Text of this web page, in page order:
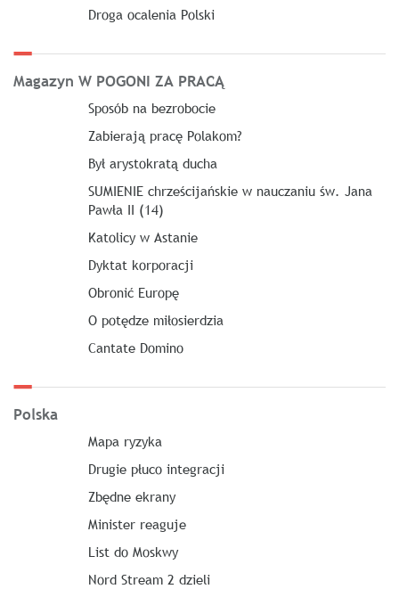
Droga ocalenia Polski
Magazyn W POGONI ZA PRACĄ
Sposób na bezrobocie
Zabierają pracę Polakom?
Był arystokratą ducha
SUMIENIE chrześcijańskie w nauczaniu św. Jana
Pawła II (14)
Katolicy w Astanie
Dyktat korporacji
Obronić Europę
O potędze miłosierdzia
Cantate Domino
Polska
Mapa ryzyka
Drugie płuco integracji
Zbędne ekrany
Minister reaguje
List do Moskwy
Nord Stream 2 dzieli